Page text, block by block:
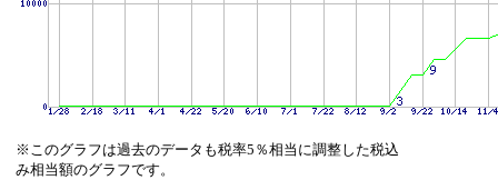
※このグラフは過去のデータも税率5％相当に調整した税込
み相当額のグラフです。